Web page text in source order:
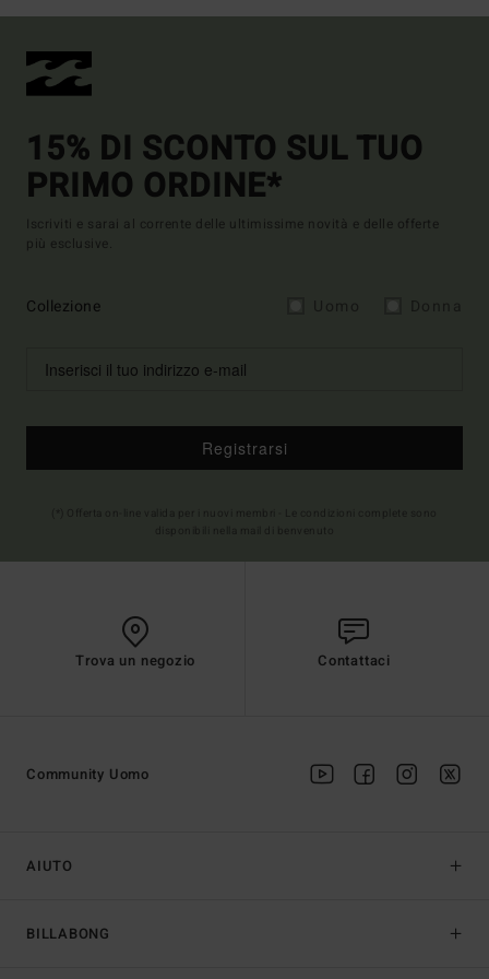
15% DI SCONTO SUL TUO
PRIMO ORDINE*
Iscriviti e sarai al corrente delle ultimissime novità e delle offerte
più esclusive.
Collezione
Registrarsi
Trova un negozio Contattaci
AIUTO
BILLABONG
Community Uomo